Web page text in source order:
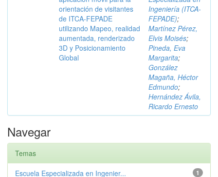
orientación de visitantes
de ITCA-FEPADE
utilizando Mapeo, realidad
aumentada, renderizado
3D y Posicionamiento
Global
Ingeniería (ITCA-
FEPADE);
Martínez Pérez,
Elvis Moisés;
Pineda, Eva
Margarita;
González
Magaña, Héctor
Edmundo;
Hernández Ávila,
Ricardo Ernesto
Navegar
Temas
1
Escuela Especializada en Ingenier...